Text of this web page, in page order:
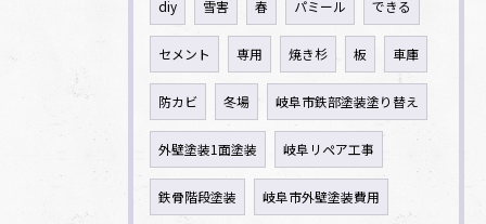
diy 雪害 春 パミール できる
セメント 専用 焼き杉 板 車庫
防カビ 冬場 岐阜市鉄部塗装塗り替え
外壁塗装1面塗装 岐阜リペア工事
鉄骨階段塗装 岐阜市外壁塗装費用